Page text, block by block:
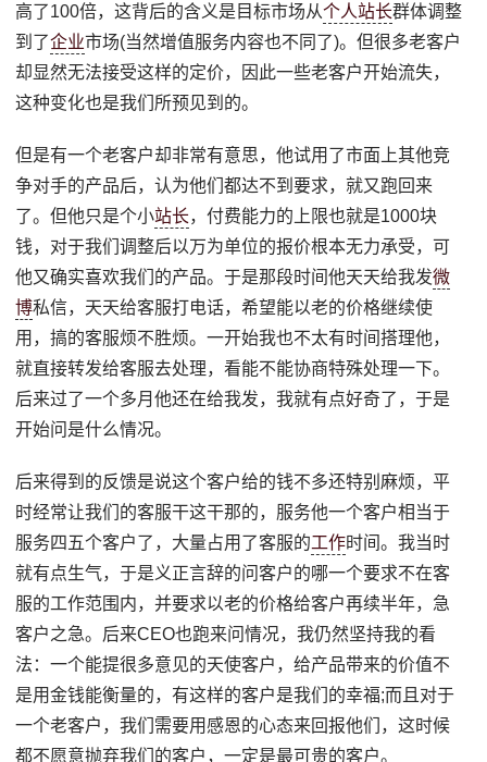
高了100倍，这背后的含义是目标市场从个人站长群体调整
到了企业市场(当然增值服务内容也不同了)。但很多老客户
却显然无法接受这样的定价，因此一些老客户开始流失，
这种变化也是我们所预见到的。
但是有一个老客户却非常有意思，他试用了市面上其他竞
争对手的产品后，认为他们都达不到要求，就又跑回来
了。但他只是个小站长，付费能力的上限也就是1000块
钱，对于我们调整后以万为单位的报价根本无力承受，可
他又确实喜欢我们的产品。于是那段时间他天天给我发微
博私信，天天给客服打电话，希望能以老的价格继续使
用，搞的客服烦不胜烦。一开始我也不太有时间搭理他，
就直接转发给客服去处理，看能不能协商特殊处理一下。
后来过了一个多月他还在给我发，我就有点好奇了，于是
开始问是什么情况。
后来得到的反馈是说这个客户给的钱不多还特别麻烦，平
时经常让我们的客服干这干那的，服务他一个客户相当于
服务四五个客户了，大量占用了客服的工作时间。我当时
就有点生气，于是义正言辞的问客户的哪一个要求不在客
服的工作范围内，并要求以老的价格给客户再续半年，急
客户之急。后来CEO也跑来问情况，我仍然坚持我的看
法：一个能提很多意见的天使客户，给产品带来的价值不
是用金钱能衡量的，有这样的客户是我们的幸福;而且对于
一个老客户，我们需要用感恩的心态来回报他们，这时候
都不愿意抛弃我们的客户，一定是最可贵的客户。